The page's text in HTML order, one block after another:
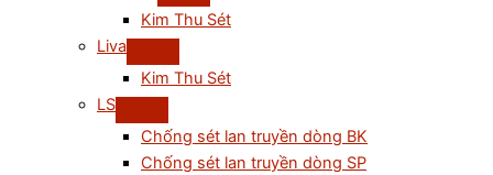
Kim Thu Sét
Liva
Kim Thu Sét
LS
Chống sét lan truyền dòng BK
Chống sét lan truyền dòng SP